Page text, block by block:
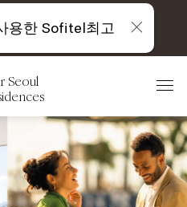
Seoul
용한 Sofitel최고